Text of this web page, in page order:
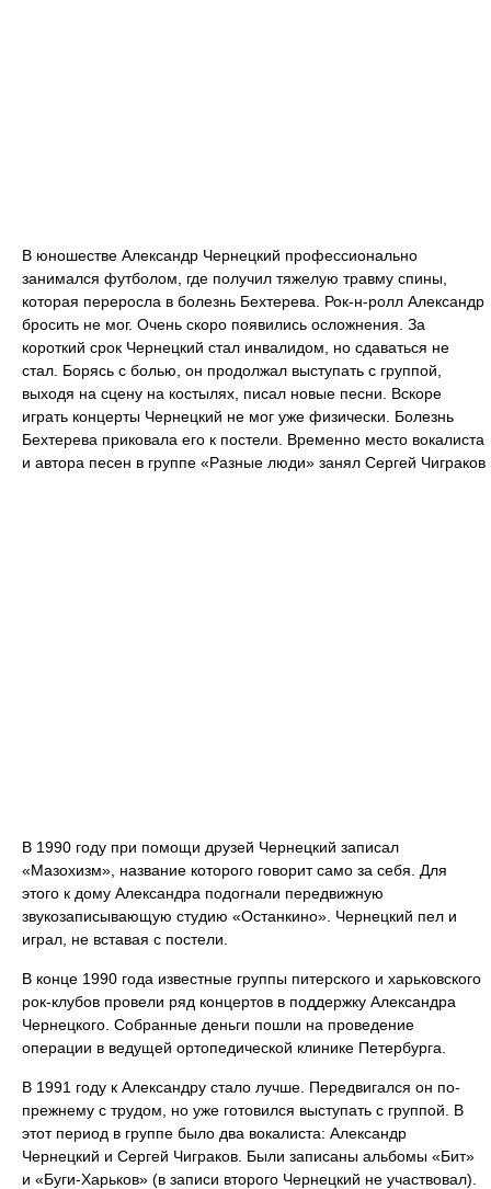
В юношестве Александр Чернецкий профессионально
занимался футболом, где получил тяжелую травму спины,
которая переросла в болезнь Бехтерева. Рок-н-ролл Александр
бросить не мог. Очень скоро появились осложнения. За
короткий срок Чернецкий стал инвалидом, но сдаваться не
стал. Борясь с болью, он продолжал выступать с группой,
выходя на сцену на костылях, писал новые песни. Вскоре
играть концерты Чернецкий не мог уже физически. Болезнь
Бехтерева приковала его к постели. Временно место вокалиста
и автора песен в группе «Разные люди» занял Сергей Чиграков
В 1990 году при помощи друзей Чернецкий записал
«Мазохизм», название которого говорит само за себя. Для
этого к дому Александра подогнали передвижную
звукозаписывающую студию «Останкино». Чернецкий пел и
играл, не вставая с постели.
В конце 1990 года известные группы питерского и харьковского
рок-клубов провели ряд концертов в поддержку Александра
Чернецкого. Собранные деньги пошли на проведение
операции в ведущей ортопедической клинике Петербурга.
В 1991 году к Александру стало лучше. Передвигался он по-
прежнему с трудом, но уже готовился выступать с группой. В
этот период в группе было два вокалиста: Александр
Чернецкий и Сергей Чиграков. Были записаны альбомы «Бит»
и «Буги-Харьков» (в записи второго Чернецкий не участвовал).